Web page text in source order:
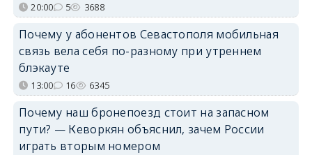
20:00 5 3688
Почему у абонентов Севастополя мобильная
связь вела себя по-разному при утреннем
блэкауте
13:00 16 6345
Почему наш бронепоезд стоит на запасном
пути? — Кеворкян объяснил, зачем России
играть вторым номером